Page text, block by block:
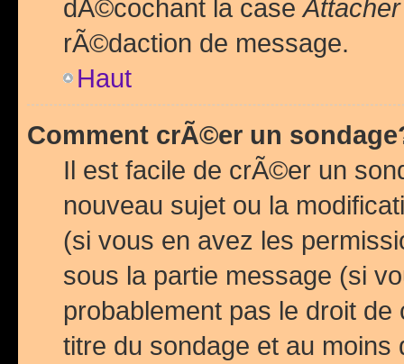
dÃ©cochant la case
rÃ©daction de message.
Haut
Comment crÃ©er un
Il est facile de crÃ©er un
nouveau sujet ou la
(si vous en avez les
sous la partie message (si
probablement pas le droit
titre du sondage et au